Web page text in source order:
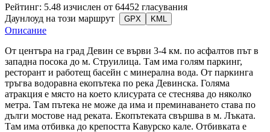
Рейтинг: 5.48 изчислен от 64452 гласувания
Даунлоуд на този маршрут
GPX KML
Описание
От центъра на град Девин се върви 3-4 км. по асфалтов път в
западна посока до м. Струилица. Там има голям паркинг,
ресторант и работещ басейн с минерална вода. От паркинга
тръгва водоравна екопътека по река Девинска. Голяма
атракция е място на което клисурата се стеснява до няколко
метра. Там пътека не може да има и преминаването става по
дълги мостове над реката. Екопътеката свършва в м. Лъката.
Там има отбивка до крепостта Кавурско кале. Отбивката е